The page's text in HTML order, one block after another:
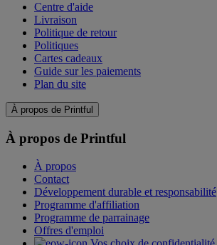
Centre d'aide
Livraison
Politique de retour
Politiques
Cartes cadeaux
Guide sur les paiements
Plan du site
À propos de Printful
À propos de Printful
À propos
Contact
Développement durable et responsabilité
Programme d'affiliation
Programme de parrainage
Offres d'emploi